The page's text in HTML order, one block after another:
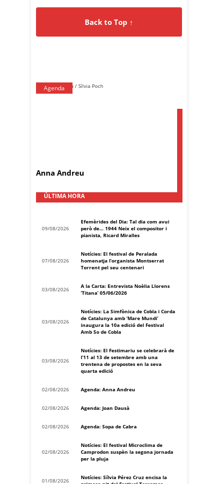
Back to Top ↑
Agenda
Anna Andreu
ÚLTIMA HORA
09/08/2026
Efemèrides del Dia: Tal dia com avui
però de… 1944 Neix el compositor i
pianista, Ricard Miralles
07/08/2026
Notícies: El festival de Peralada
homenatja l’organista Montserrat
Torrent pel seu centenari
03/08/2026
A la Carta: Entrevista Noèlia Llorens
‘Titana’ 05/06/2026
03/08/2026
Notícies: La Simfònica de Cobla i Corda
de Catalunya amb ‘Mare Mundi’
inaugura la 10a edició del Festival
Amb So de Cobla
03/08/2026
Notícies: El Festimariu se celebrarà de
l’11 al 13 de setembre amb una
trentena de propostes en la seva
quarta edició
02/08/2026 Agenda: Anna Andreu
02/08/2026 Agenda: Joan Dausà
02/08/2026 Agenda: Sopa de Cabra
02/08/2026
Notícies: El festival Microclima de
Camprodon suspèn la segona jornada
per la pluja
01/08/2026
Notícies: Sílvia Pérez Cruz encisa la